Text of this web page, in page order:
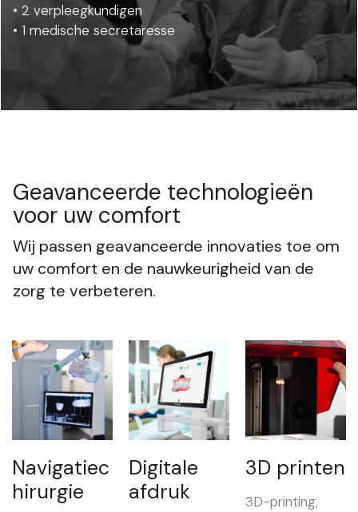
• 2 verpleegkundigen
• 1 medische secretaresse
Geavanceerde technologieën
voor uw comfort
Wij passen geavanceerde innovaties toe om
uw comfort en de nauwkeurigheid van de
zorg te verbeteren.
Navigatiec
hirurgie
Digitale
afdruk
3D printen
3D-printing,